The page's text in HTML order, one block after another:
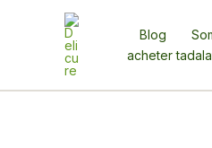
Blog
acheter